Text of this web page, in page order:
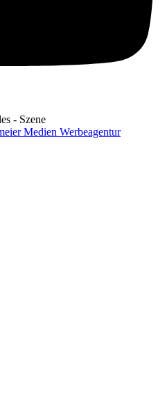
- Szene
Medien Werbeagentur